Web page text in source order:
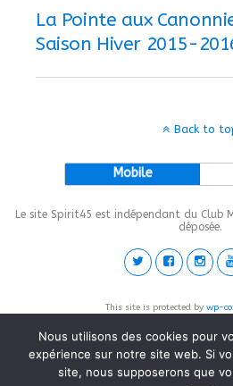
La Pointe aux
Saison Hiver 2015-
Back to
Mobile
Le site Spirit45 est indépendant du Club
déposée.
This site is protected by wp-
Nous utilisons des cookies pour
expérience sur notre site web. Si
site, nous supposerons que